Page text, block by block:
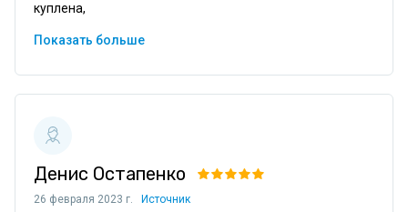
куплена,
Показать больше
Денис Остапенко
26 февраля 2023 г. Источник